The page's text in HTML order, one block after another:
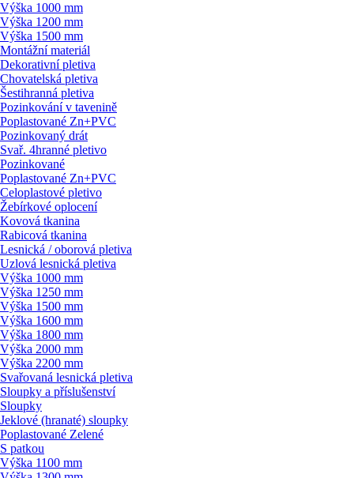
Výška 1000 mm
Výška 1200 mm
Výška 1500 mm
Montážní materiál
Dekorativní pletiva
Chovatelská pletiva
Šestihranná pletiva
Pozinkování v tavenině
Poplastované Zn+PVC
Pozinkovaný drát
Svař. 4hranné pletivo
Pozinkované
Poplastované Zn+PVC
Celoplastové pletivo
Žebírkové oplocení
Kovová tkanina
Rabicová tkanina
Lesnická / oborová pletiva
Uzlová lesnická pletiva
Výška 1000 mm
Výška 1250 mm
Výška 1500 mm
Výška 1600 mm
Výška 1800 mm
Výška 2000 mm
Výška 2200 mm
Svařovaná lesnická pletiva
Sloupky a příslušenství
Sloupky
Jeklové (hranaté) sloupky
Poplastované Zelené
S patkou
Výška 1100 mm